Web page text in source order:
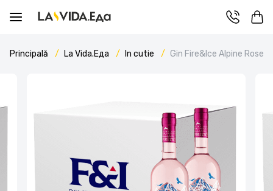
Principală La Vida.Еда In cutie Gin Fire&Ice Alpine Rose